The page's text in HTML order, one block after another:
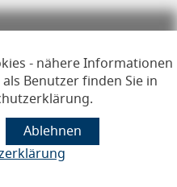
- nähere Informationen
Benutzer finden Sie in